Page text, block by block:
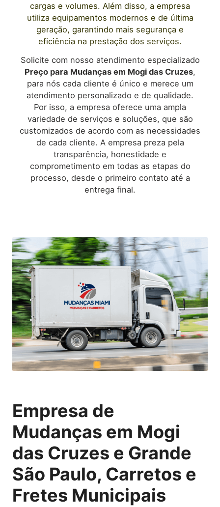
cargas e volumes. Além disso, a empresa
utiliza equipamentos modernos e de última
geração, garantindo mais segurança e
eficiência na prestação dos serviços.
Solicite com nosso atendimento especializado
Preço para Mudanças em Mogi das Cruzes,
para nós cada cliente é único e merece um
atendimento personalizado e de qualidade.
Por isso, a empresa oferece uma ampla
variedade de serviços e soluções, que são
customizados de acordo com as necessidades
de cada cliente. A empresa preza pela
transparência, honestidade e
comprometimento em todas as etapas do
processo, desde o primeiro contato até a
entrega final.
Empresa de
Mudanças em Mogi
das Cruzes e Grande
São Paulo, Carretos e
Fretes Municipais